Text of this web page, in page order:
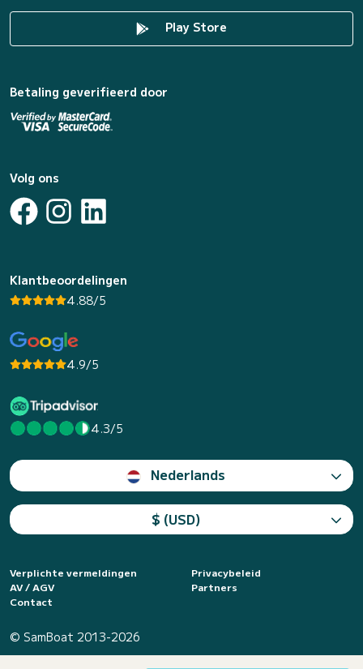
Play Store
Betaling geverifieerd door
Volg ons
Klantbeoordelingen
4.88/5
4.9/5
4.3/5
Nederlands
$ (USD)
Verplichte vermeldingen
Privacybeleid
AV / AGV
Partners
Contact
© SamBoat 2013-2026